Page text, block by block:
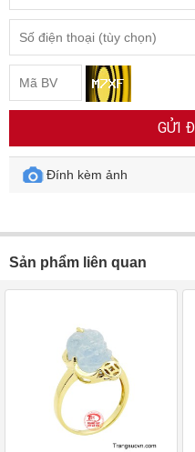
GỬI
Đính kèm ảnh
Sản phẩm liên quan